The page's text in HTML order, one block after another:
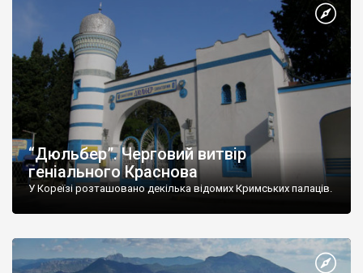
“Дюльбер”. Черговий витвір
геніального Краснова
У Кореїзі розташовано декілька відомих Кримських палаців.